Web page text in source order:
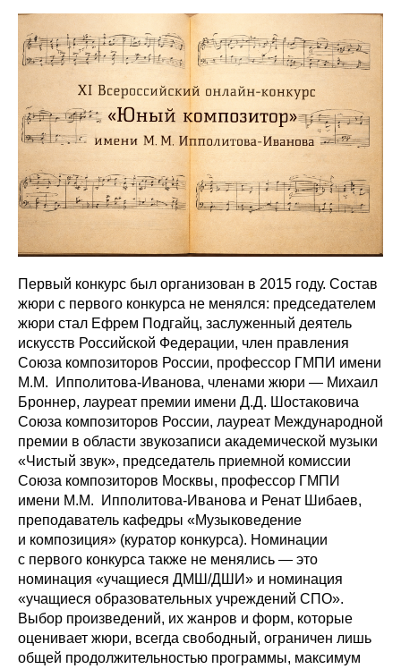
Первый конкурс был организован в 2015 году. Состав
жюри с первого конкурса не менялся: председателем
жюри стал Ефрем Подгайц, заслуженный деятель
искусств Российской Федерации, член правления
Союза композиторов России, профессор ГМПИ имени
М.М. Ипполитова-Иванова, членами жюри — Михаил
Броннер, лауреат премии имени Д.Д. Шостаковича
Союза композиторов России, лауреат Международной
премии в области звукозаписи академической музыки
«Чистый звук», председатель приемной комиссии
Союза композиторов Москвы, профессор ГМПИ
имени М.М. Ипполитова-Иванова и Ренат Шибаев,
преподаватель кафедры «Музыковедение
и композиция» (куратор конкурса). Номинации
с первого конкурса также не менялись — это
номинация «учащиеся ДМШ/ДШИ» и номинация
«учащиеся образовательных учреждений СПО».
Выбор произведений, их жанров и форм, которые
оценивает жюри, всегда свободный, ограничен лишь
общей продолжительностью программы, максимум